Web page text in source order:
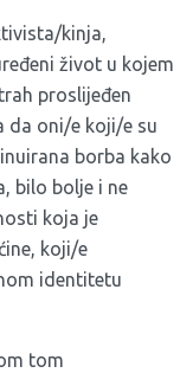
kinja,
život u kojem
proslijeđen
da oni/e koji/e su
borba kako
bilo bolje i ne
koja je
koji/e
identitetu
tom